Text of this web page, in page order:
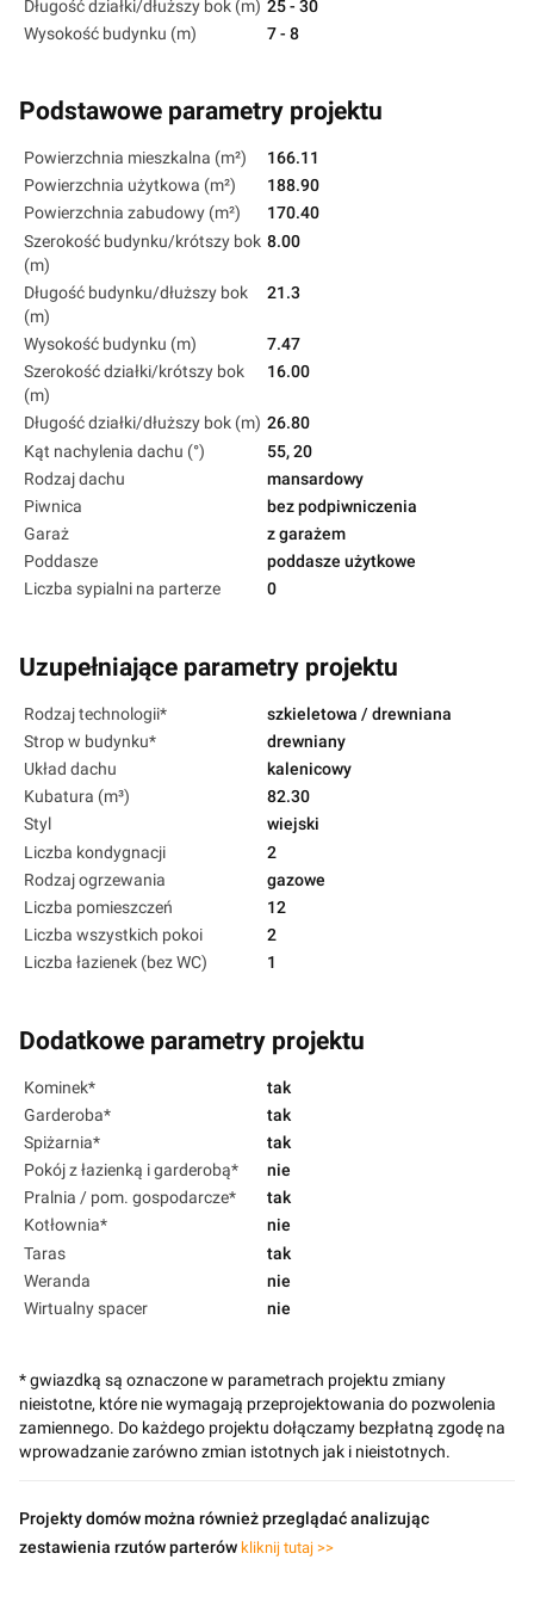
Długość działki/dłuższy bok (m) 25 - 30
Wysokość budynku (m)
7 - 8
Podstawowe parametry projektu
Powierzchnia mieszkalna (m²)
166.11
Powierzchnia użytkowa (m²)
188.90
Powierzchnia zabudowy (m²)
170.40
Szerokość budynku/krótszy bok
(m)
8.00
Długość budynku/dłuższy bok
(m)
21.3
Wysokość budynku (m)
7.47
Szerokość działki/krótszy bok
(m)
16.00
Długość działki/dłuższy bok (m) 26.80
Kąt nachylenia dachu (°)
55, 20
Rodzaj dachu
mansardowy
Piwnica
bez podpiwniczenia
Garaż
z garażem
Poddasze
poddasze użytkowe
Liczba sypialni na parterze
0
Uzupełniające parametry projektu
Rodzaj technologii*
szkieletowa / drewniana
Strop w budynku*
drewniany
Układ dachu
kalenicowy
Kubatura (m³)
82.30
Styl
wiejski
Liczba kondygnacji
2
Rodzaj ogrzewania
gazowe
Liczba pomieszczeń
12
Liczba wszystkich pokoi
2
Liczba łazienek (bez WC)
1
Dodatkowe parametry projektu
Kominek*
tak
Garderoba*
tak
Spiżarnia*
tak
Pokój z łazienką i garderobą*
nie
Pralnia / pom. gospodarcze*
tak
Kotłownia*
nie
Taras
tak
Weranda
nie
Wirtualny spacer
nie
* gwiazdką są oznaczone w parametrach projektu zmiany
nieistotne, które nie wymagają przeprojektowania do pozwolenia
zamiennego. Do każdego projektu dołączamy bezpłatną zgodę na
wprowadzanie zarówno zmian istotnych jak i nieistotnych.
Projekty domów można również przeglądać analizując
zestawienia rzutów parterów kliknij tutaj >>